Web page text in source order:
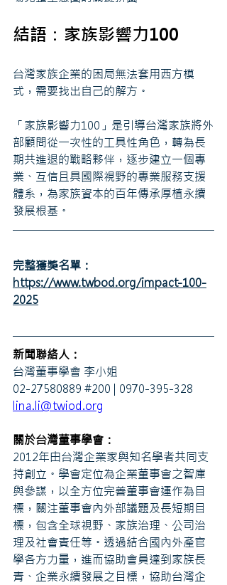
結語： 家族影響力100
台灣家族企業的困局無法套用西方模
式，需要找出自己的解方。
「家族影響力100」是引導台灣家族將外
部顧問從一次性的工具性角色，轉為長
期共進退的戰略夥伴，逐步建立一個專
業、互信且具國際視野的專業服務支援
體系，為家族資本的百年傳承厚植永續
發展根基。
完整獲獎名單：
https://www.twbod.org/impact-100-
2025
新聞聯絡人：
台灣董事學會 李小姐
02-27580889 #200 | 0970-395-328
lina.li@twiod.org
關於台灣董事學會：
2012年由台灣企業家與知名學者共同支
持創立。學會定位為企業董事會之智庫
與參謀，以全方位完善董事會運作為目
標，關注董事會內外部議題及長短期目
標，包含全球視野、家族治理、公司治
理及社會責任等。透過結合國內外產官
學各方力量，進而協助會員達到家族長
青、企業永續發展之目標，協助台灣企